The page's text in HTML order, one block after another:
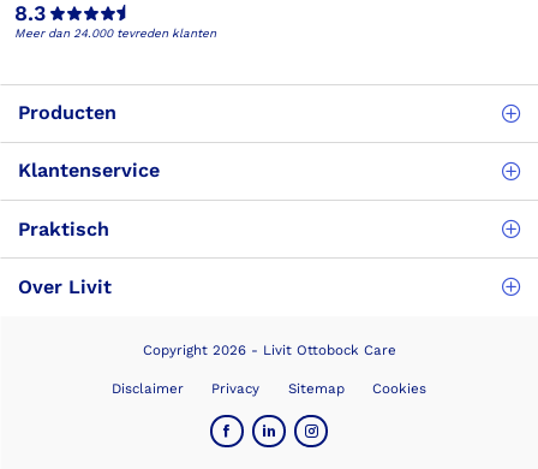
8.3
Meer dan 24.000 tevreden klanten
Producten
Klantenservice
Praktisch
Over Livit
Copyright 2026 - Livit Ottobock Care
Disclaimer Privacy Sitemap Cookies